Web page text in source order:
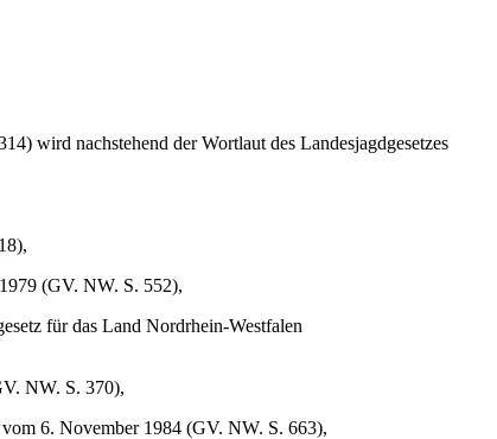
wird nachstehend der Wortlaut des Landesjagdgesetzes
(GV. NW. S. 552),
für das Land Nordrhein-Westfalen
NW. S. 370),
6. November 1984 (GV. NW. S. 663),